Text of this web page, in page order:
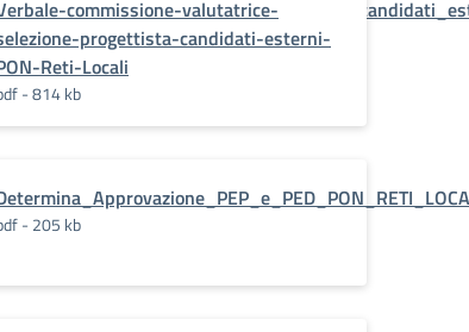
commissione-valutatrice-
progettista-candidati-esterni-
Reti-Locali
- 814 kb
- 205 kb